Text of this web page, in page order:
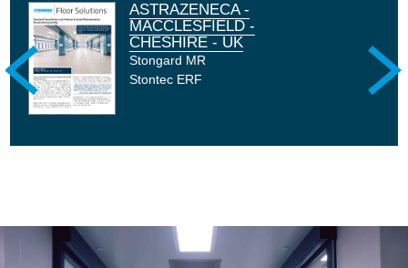
ASTRAZENECA -
MACCLESFIELD -
CHESHIRE - UK
Stongard MR
Stontec ERF
ALLTRISTA PLASTICS -
DORSET - UK
BOEHRINGER
INGELHEIM -
BARCELONA - SPAIN
MERCK - BARCELONA -
SPAIN
NATURA BISSÉ -
BARCELONA - SPAIN
GLOBAL
PHARMACEUTICAL
COMPANY
MEDICAL MARIJUANA
MANUFACTURER
MULTINATIONAL
PHARMACEUTICAL
COMPANY
GLAXOSMITHKLINE
MERCK ELECTRONICS
PLANT